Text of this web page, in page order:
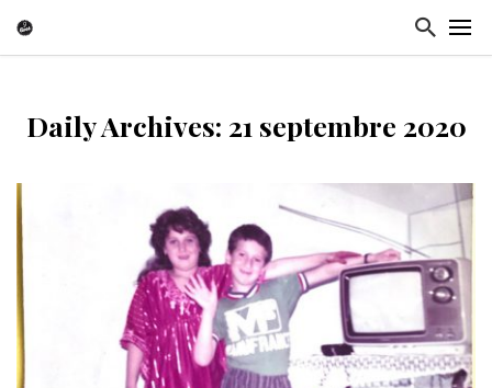
Daily Archives: 21 septembre 2020